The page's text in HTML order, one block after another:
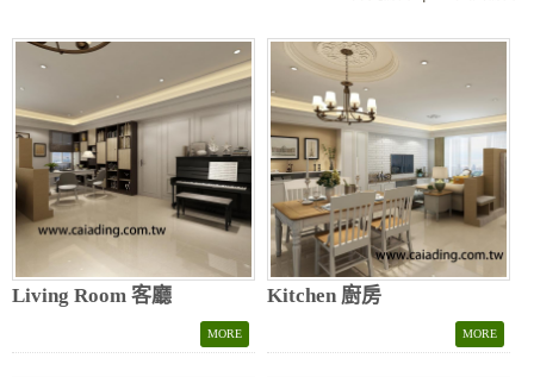
Living Room 客廳 Kitchen 廚房